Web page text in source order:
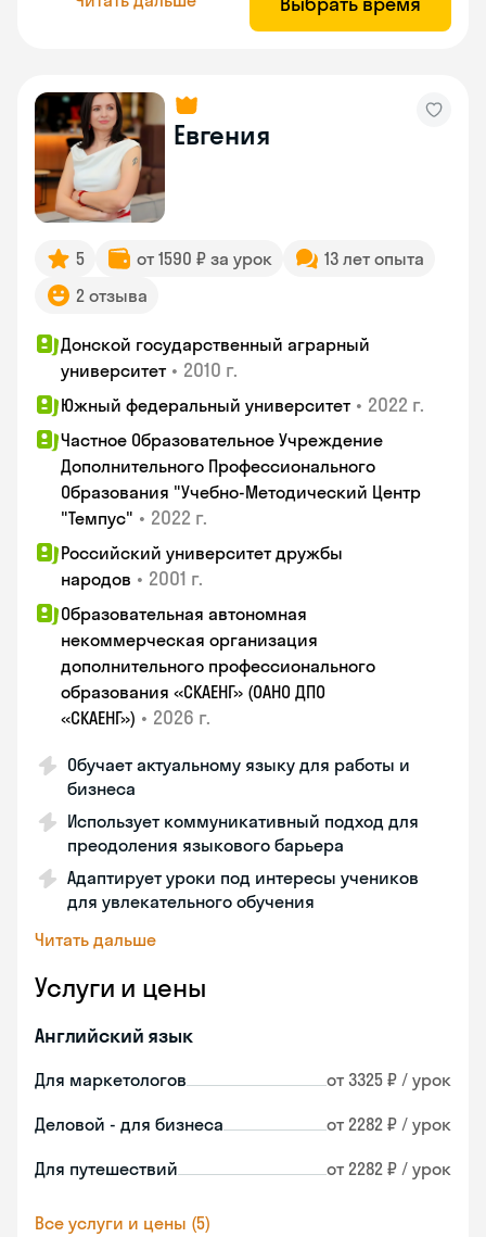
Евгения
5 от 1590 ₽ за урок
13 лет опыта
2 отзыва
Донской государственный аграрный
университет • 2010 г.
Южный федеральный университет • 2022 г.
Частное Образовательное Учреждение
Дополнительного Профессионального
Образования "Учебно-Методический Центр
"Темпус" • 2022 г.
Российский университет дружбы
народов • 2001 г.
Образовательная автономная
некоммерческая организация
дополнительного профессионального
образования «СКАЕНГ» (ОАНО ДПО
«СКАЕНГ») • 2026 г.
Обучает актуальному языку для работы и
бизнеса
Использует коммуникативный подход для
преодоления языкового барьера
Адаптирует уроки под интересы учеников
для увлекательного обучения
Читать дальше
Услуги и цены
Английский язык
Для маркетологов от 3325 ₽ / урок
Деловой - для бизнеса от 2282 ₽ / урок
Для путешествий от 2282 ₽ / урок
Все услуги и цены (5)